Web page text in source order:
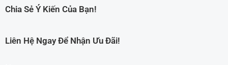
Chia Sẻ Ý Kiến Của Bạn!
Liên Hệ Ngay Để Nhận Ưu Đãi!